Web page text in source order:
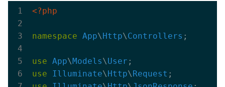
<?php
namespace App\Http\Controllers ;
use App\Models\User
use
Illuminate\Http\Request